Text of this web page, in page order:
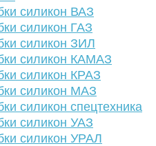
силикон ВАЗ
силикон ГАЗ
силикон ЗИЛ
силикон КАМАЗ
силикон КРАЗ
силикон МАЗ
силикон спецтехника
силикон УАЗ
силикон УРАЛ